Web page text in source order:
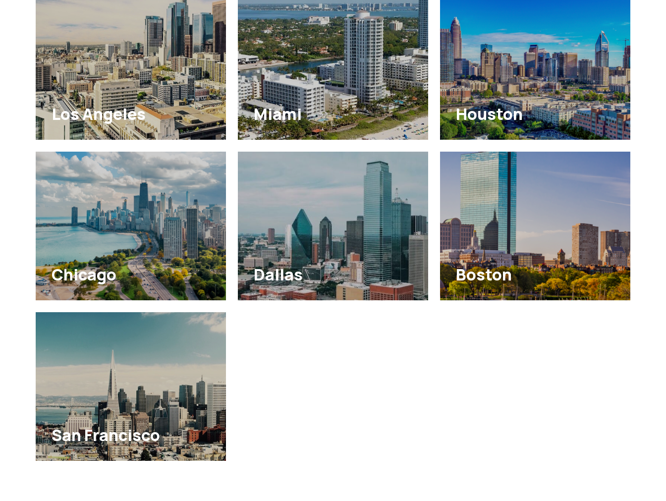
Los Angeles Miami Houston
Chicago Dallas Boston
San Francisco